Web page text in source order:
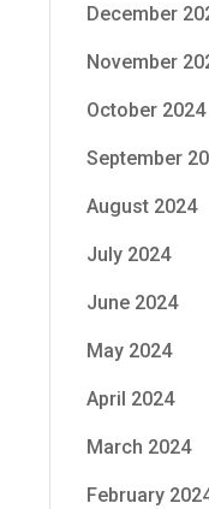
December
November
October 2024
September
August 2024
July 2024
June 2024
May 2024
April 2024
March 2024
February